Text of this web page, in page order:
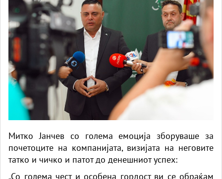
Митко Јанчев со голема емоција зборуваше за
почетоците на компанијата, визијата на неговите
татко и чичко и патот до денешниот успех:
„Со голема чест и особена гордост ви се обраќам